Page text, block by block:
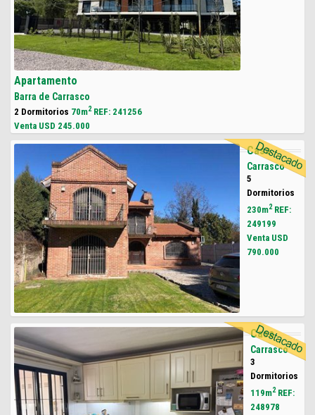
Apartamento
Barra de Carrasco
2 Dormitorios 70m2REF: 241256
Venta USD 245.000
Casa
Carrasco
5
Dormitorios
230m2REF:
249199
Venta USD
790.000
Casa
Carrasco
3
Dormitorios
119m2REF:
248978